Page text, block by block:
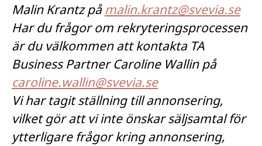
Malin Krantz på malin.krantz@svevia.se
Har du frågor om rekryteringsprocessen
är du välkommen att kontakta TA
Business Partner Caroline Wallin på
caroline.wallin@svevia.se
Vi har tagit ställning till annonsering,
vilket gör att vi inte önskar säljsamtal för
ytterligare frågor kring annonsering,